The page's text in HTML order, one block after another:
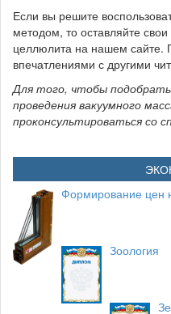
Если вы решите
методом, то оставляйте
целлюлита на нашем сайте.
впечатлениями с другими
Для того, чтобы
проведения вакуумного
проконсультироваться со
Формирование цен
Зоология